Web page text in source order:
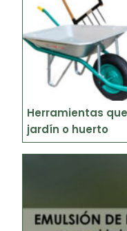
Herramientas
jardín o huerto